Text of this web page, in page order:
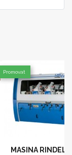
MASINA
Promovat